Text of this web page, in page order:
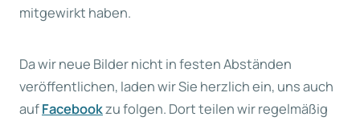
mitgewirkt haben.
Da wir neue Bilder nicht in festen Abständen
veröffentlichen, laden wir Sie herzlich ein, uns auch
aufFacebookzu folgen. Dort teilen wir regelmäßig